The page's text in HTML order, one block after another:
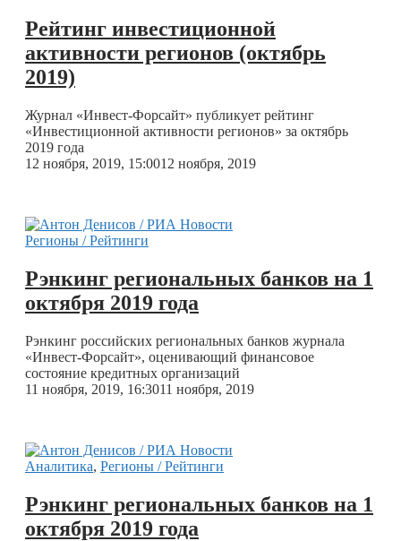
Рейтинг инвестиционной
активности регионов (октябрь
2019)
Журнал «Инвест-Форсайт» публикует рейтинг
«Инвестиционной активности регионов» за октябрь
2019 года
12 ноября, 2019, 15:0012 ноября, 2019
Регионы / Рейтинги
Рэнкинг региональных банков на 1
октября 2019 года
Рэнкинг российских региональных банков журнала
«Инвест-Форсайт», оценивающий финансовое
состояние кредитных организаций
11 ноября, 2019, 16:3011 ноября, 2019
Аналитика, Регионы / Рейтинги
Рэнкинг региональных банков на 1
октября 2019 года